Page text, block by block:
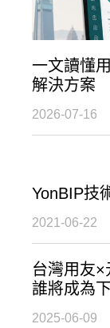
一文讀懂
解決方案
2026-07-16
YonBIP技
2021-06-22
台灣用友
誰將成為
2025-06-09